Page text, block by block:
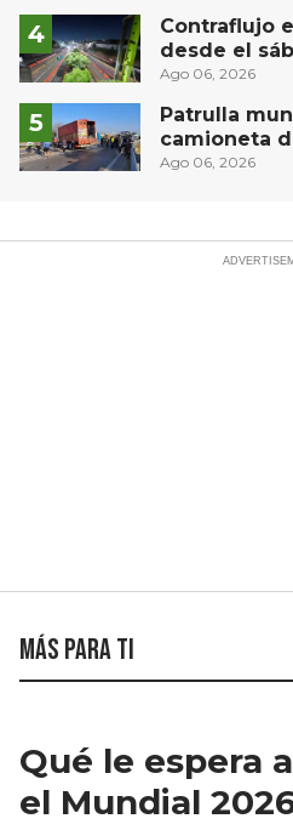
Contraflujo
desde el
compleja
Ago 06, 2026
Patrulla
camioneta
en la
Ago 06, 2026
Más para ti
Qué le espera
el Mundial